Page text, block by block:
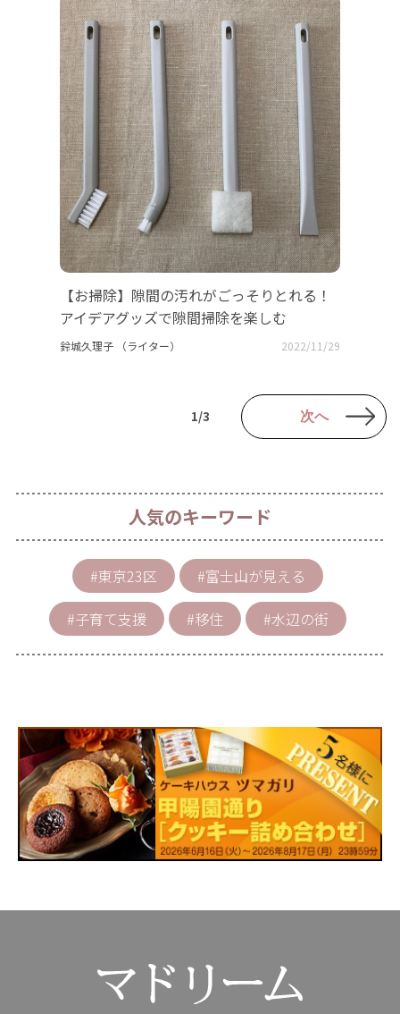
【お掃除】隙間の汚れがごっそりとれる！
アイデアグッズで隙間掃除を楽しむ
鈴城久理子 （ライター） 2022/11/29
1/3 次へ
人気のキーワード
#東京23区
#富士山が見える
#子育て支援
#移住 #水辺の街